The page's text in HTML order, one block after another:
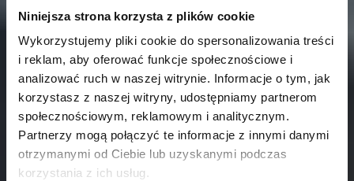
Niniejsza strona korzysta z plików cookie
Wykorzystujemy pliki cookie do spersonalizowania treści
i reklam, aby oferować funkcje społecznościowe i
analizować ruch w naszej witrynie. Informacje o tym, jak
korzystasz z naszej witryny, udostępniamy partnerom
społecznościowym, reklamowym i analitycznym.
Partnerzy mogą połączyć te informacje z innymi danymi
otrzymanymi od Ciebie lub uzyskanymi podczas
korzystania z ich usług.